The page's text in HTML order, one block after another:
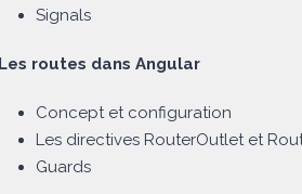
Signals
Les routes dans Angular
Concept et configuration
Les directives RouterOutlet et
Guards